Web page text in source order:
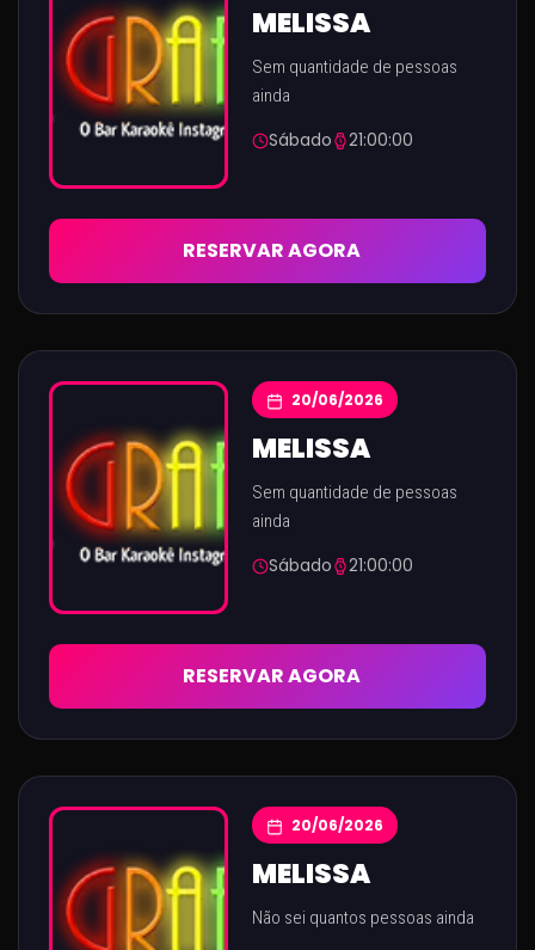
MELISSA
Sem quantidade de pessoas
ainda
Sábado 21:00:00
RESERVAR AGORA
20/06/2026
MELISSA
Sem quantidade de pessoas
ainda
Sábado 21:00:00
RESERVAR AGORA
20/06/2026
MELISSA
Não sei quantos pessoas ainda